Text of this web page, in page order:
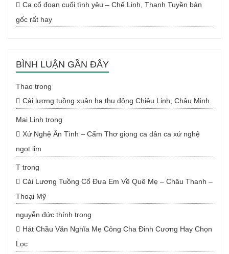
Ca cổ đoạn cuối tình yêu – Chế Linh, Thanh Tuyền bản
gốc rất hay
BÌNH LUẬN GẦN ĐÂY
Thao trong
Cải lương tuồng xuân hạ thu đông Chiêu Linh, Châu Minh
Mai Linh trong
Xứ Nghệ Ân Tình – Cẩm Thơ giọng ca dân ca xứ nghệ
ngọt lịm
T trong
Cải Lương Tuồng Cổ Đưa Em Về Quê Mẹ – Châu Thanh –
Thoại Mỹ
nguyễn đức thính trong
Hát Chầu Văn Nghĩa Mẹ Công Cha Đinh Cương Hay Chọn
Lọc